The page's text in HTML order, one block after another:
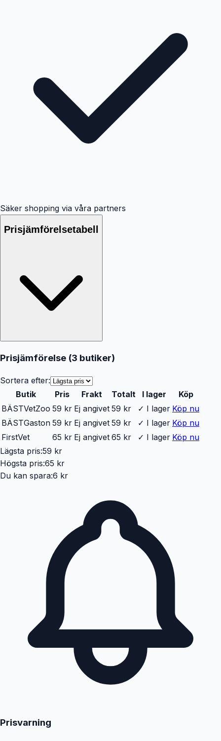
Säker shopping via våra partners
Prisjämförelsetabell
Prisjämförelse (3 butiker)
Sortera efter:
Butik
Pris Frakt Totalt I lager
Köp
BÄSTVetZoo 59 kr Ej angivet 59 kr ✓ I lager Köp nu
BÄSTGaston 59 kr Ej angivet 59 kr ✓ I lager Köp nu
FirstVet
65 kr Ej angivet 65 kr ✓ I lager Köp nu
Lägsta pris:59 kr
Högsta pris:65 kr
Du kan spara:6 kr
Prisvarning